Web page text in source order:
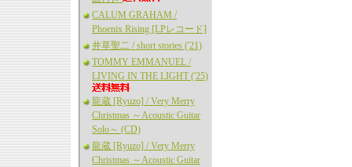
CALUM GRAHAM /
Phoenix Rising [LPレコード]
井草聖二 / short stories ('21)
TOMMY EMMANUEL /
LIVING IN THE LIGHT ('25)
龍蔵 [Ryuzo] / Very Merry
Christmas ～Acoustic Guitar
Solo～ (CD)
龍蔵 [Ryuzo] / Very Merry
Christmas ～Acoustic Guitar